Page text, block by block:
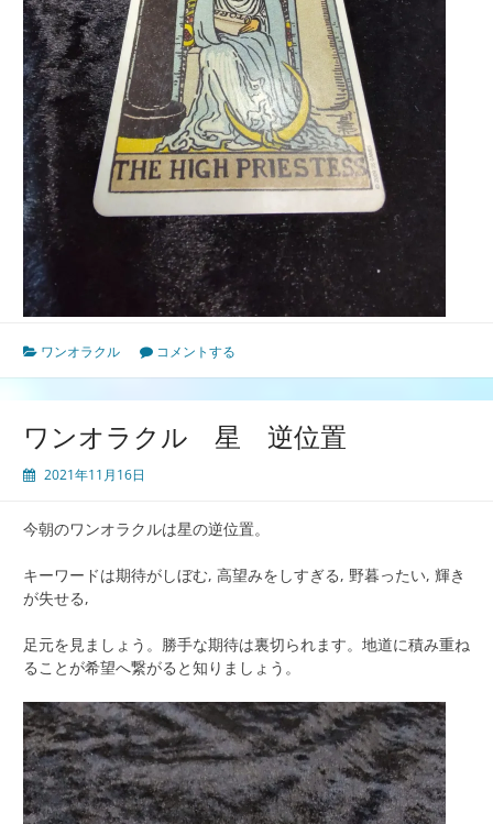
ワンオラクル コメントする
ワンオラクル 星 逆位置
2021年11月16日
今朝のワンオラクルは星の逆位置。
キーワードは期待がしぼむ, 高望みをしすぎる, 野暮ったい, 輝き
が失せる,
足元を見ましょう。勝手な期待は裏切られます。地道に積み重ね
ることが希望へ繋がると知りましょう。